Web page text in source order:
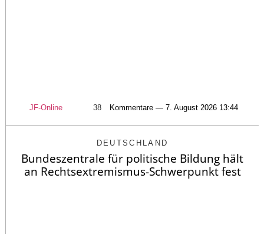
JF-Online 38 Kommentare — 7. August 2026 13:44
DEUTSCHLAND
Bundeszentrale für politische Bildung hält
an Rechtsextremismus-Schwerpunkt fest